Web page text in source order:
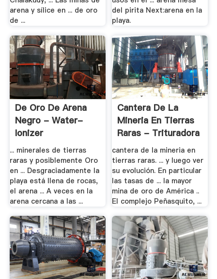
arena y sílice en ... de oro
de ...
del pirita Next:arena en la
playa.
De Oro De Arena
Negro - Water-
Ionizer
... minerales de tierras
raras y posiblemente Oro
en ... Desgraciadamente la
playa está llena de rocas,
el arena ... A veces en la
arena cercana a las ...
Cantera De La
Mineria En Tierras
Raras - Trituradora
.
cantera de la mineria en
tierras raras. ... y luego ver
su evolución. En particular
las tasas de ... la mayor
mina de oro de América ..
El complejo Peñasquito, ...